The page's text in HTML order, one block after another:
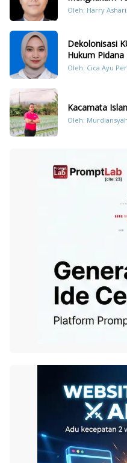
Oleh: Harry
Dekolonisasi
Hukum
Oleh: Cica Ayu
Kacamata
Oleh: